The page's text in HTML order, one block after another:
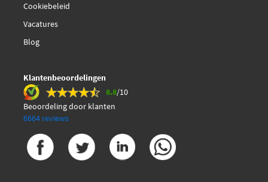
Cookiebeleid
Vacatures
Blog
Klantenbeoordelingen
8.8/10
Beoordeling door klanten
6664 reviews